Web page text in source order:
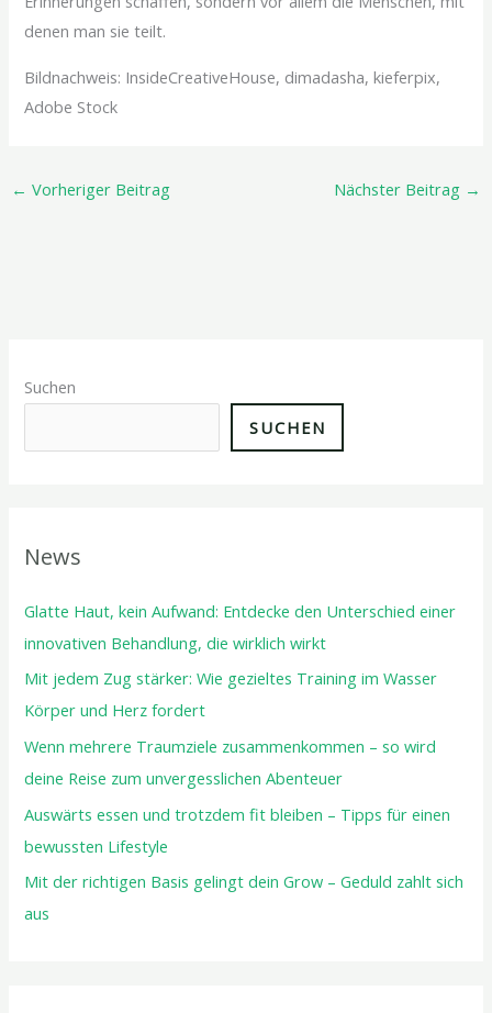
denen man sie teilt.
Bildnachweis: InsideCreativeHouse, dimadasha, kieferpix,
Adobe Stock
← Vorheriger Beitrag Nächster Beitrag →
Suchen
SUCHEN
News
Glatte Haut, kein Aufwand: Entdecke den Unterschied einer
innovativen Behandlung, die wirklich wirkt
Mit jedem Zug stärker: Wie gezieltes Training im Wasser
Körper und Herz fordert
Wenn mehrere Traumziele zusammenkommen – so wird
deine Reise zum unvergesslichen Abenteuer
Auswärts essen und trotzdem fit bleiben – Tipps für einen
bewussten Lifestyle
Mit der richtigen Basis gelingt dein Grow – Geduld zahlt sich
aus